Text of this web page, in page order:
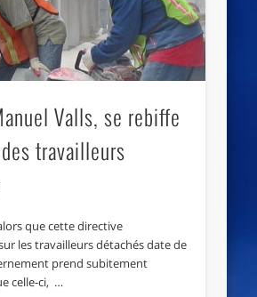
Valls, se rebiffe
travailleurs
que cette directive
les travailleurs détachés date de
prend subitement
celle-ci, …